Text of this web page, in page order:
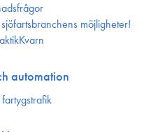
möjligheter!
automation